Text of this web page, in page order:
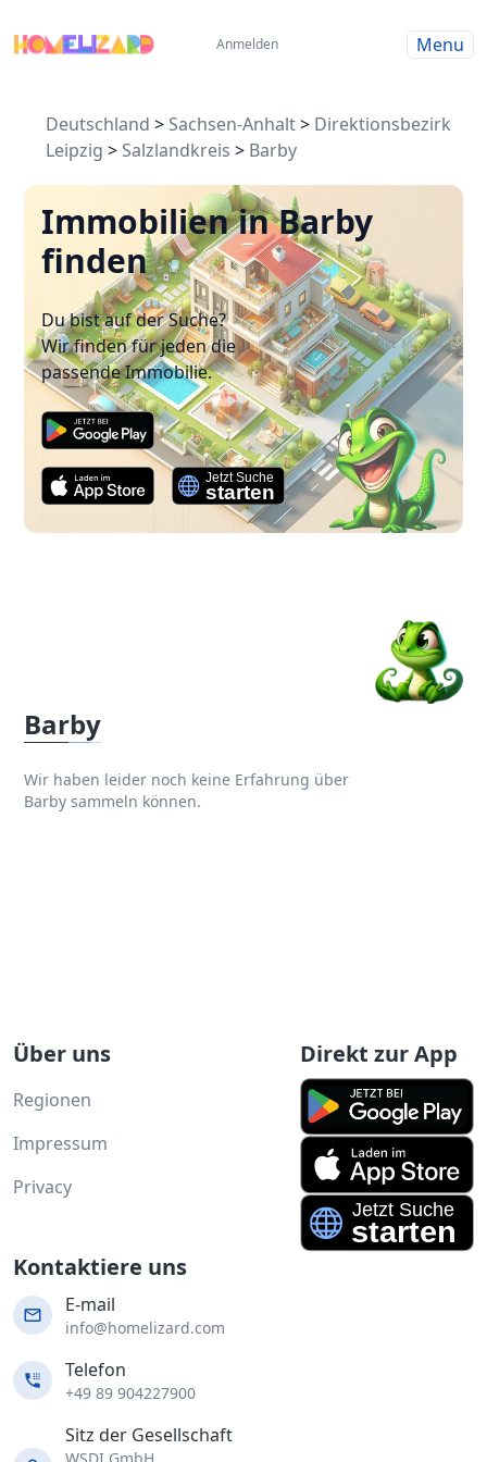
Anmelden Menu
Deutschland > Sachsen-Anhalt> Direktionsbezirk
Leipzig > Salzlandkreis > Barby
Immobilien in Barby
finden
Du bist auf der Suche?
Wir finden für jeden die
passende Immobilie.
Barby
Wir haben leider noch keine Erfahrung über
Barby sammeln können.
Über uns
Regionen
Impressum
Privacy
Direkt zur App
Kontaktiere uns
E-mail
info@homelizard.com
Telefon
+49 89 904227900
Sitz der Gesellschaft